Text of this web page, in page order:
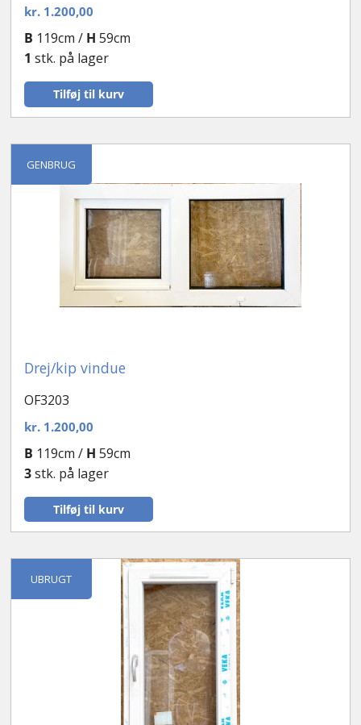
kr.1.200,00
Tilføj til kurv
B 119cm / H 59cm
1 stk. på lager
GENBRUG
Drej/kip vindue
OF3203
kr.1.200,00
Tilføj til kurv
B 119cm / H 59cm
3stk. på lager
UBRUGT